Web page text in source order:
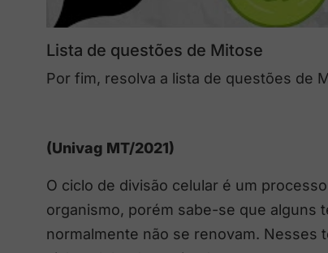
Lista de questões de Mitose
Por fim, resolva a lista de questões de
(Univag MT/2021)
O ciclo de divisão celular é um
organismo, porém sabe-se que alguns
normalmente não se renovam. Nesses